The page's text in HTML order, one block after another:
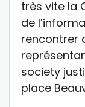
très vite la
de
rencontrer
society
place